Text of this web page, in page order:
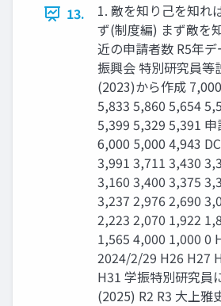
13.
1. 敵を知り己を知れ
ず(制度編) まず敵を
近の申請者数 R5年
振興会 特別研究員等
(2023)から作成
5,833 5,860 5,654
5,399 5,329 5,391 申
6,000 5,000 4,943
3,991 3,711 3,430
3,160 3,400 3,375
3,237 2,976 2,690
2,223 2,070 1,922
1,565 4,000 1,000 0
2024/2/29 H26 H27
H31 学振特別研究員
(2025) R2 R3 大上雅